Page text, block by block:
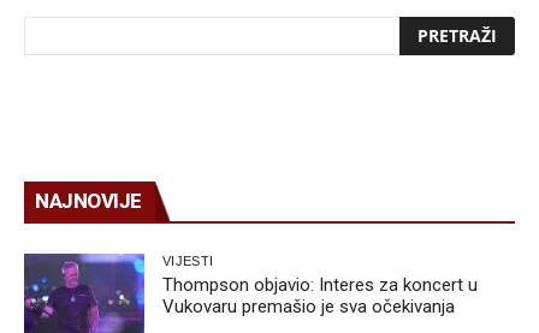
NAJNOVIJE
VIJESTI
Thompson objavio: Interes za koncert u
Vukovaru premašio je sva očekivanja